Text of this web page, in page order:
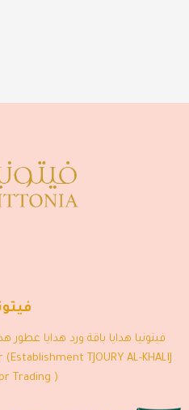
TJOURY AL-KHALIJ
Trading )